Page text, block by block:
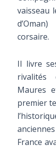
vaisseau
corsaire.
Il livre
rivalités
Maures
premier
France